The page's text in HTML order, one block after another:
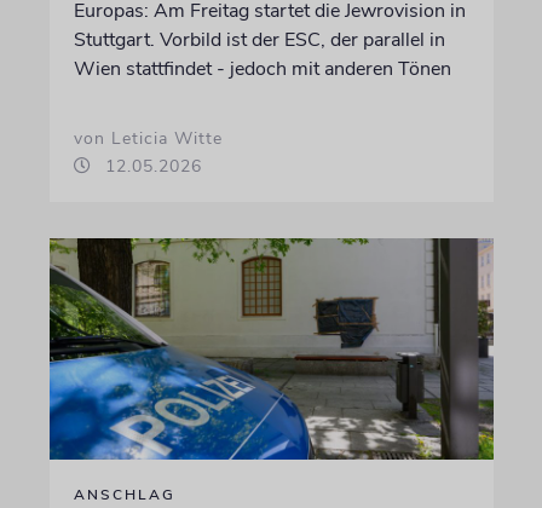
Europas: Am Freitag startet die Jewrovision in
Stuttgart. Vorbild ist der ESC, der parallel in
Wien stattfindet - jedoch mit anderen Tönen
von Leticia Witte
12.05.2026
ANSCHLAG